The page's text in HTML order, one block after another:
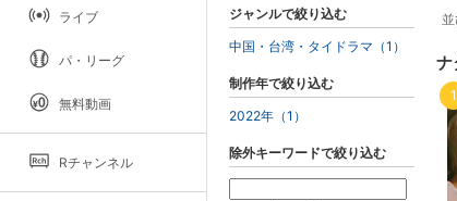
ライブ
パ・リーグ
無料動画
Rチャンネル
ナ
1
ジャンルで絞り込む
中国・台湾・タイドラマ（1）
制作年で絞り込む
2022年（1）
除外キーワードで絞り込む